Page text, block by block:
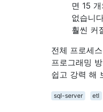
면 15
없습니
훨씬 커
전체 프로세
프로그래밍
쉽고 강력 해
sql-server
etl